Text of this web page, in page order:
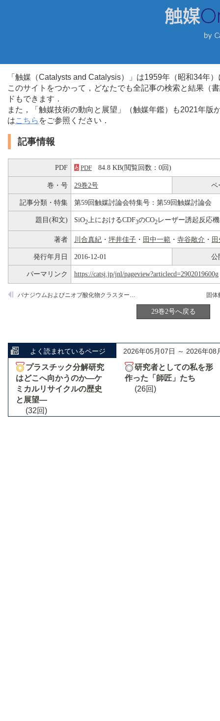
「触媒（Catalysts and Catalysis）」は1959年（昭和34年
このサイトをつかって，どなたでも全記事の検索と結果（
ドもできます．
また，「触媒技術の動向と展望」（触媒年鑑）も2021年
はこちら をご参照ください．
記事情報
PDF PDF 84.8 KB(閲覧回数：0回)
巻・号 29巻2号 ペ
記事分類・特集 第59回触媒討論会特集号：第59回触媒討論会
題目(和文) SiO2 上におけるCDF3のCO2レーザー誘起反応
著者 川合真紀 ・ 坪井佳子 ・ 田中一範 ・ 寺谷敞介 ・
発行年月日 2016-12-01 公
パーマリンク https://catsj.jp/jnl/pageview?articlecd=2902019600g
バナジウムおよびニオブ酸化物クラスターの構造と担体効果に関する非経験分子軌道法計算
29巻2号へ戻る
よく読まれているページ 2026年05月07日 ～ 2026年08
プラスチック分解研究
はどこへ向かうのか―ケ
ミカルリサイクルの歴史
と展望―
(32回)
研究者としての私を形
作った「師匠」たち
(26回)